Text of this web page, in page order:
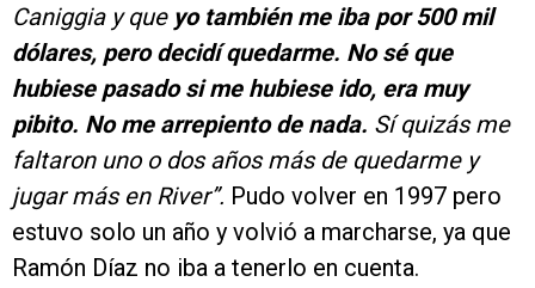
Caniggia y que yo también me iba por 500 mil
dólares, pero decidí quedarme. No sé que
hubiese pasado si me hubiese ido, era muy
pibito. No me arrepiento de nada. Sí quizás me
faltaron uno o dos años más de quedarme y
jugar más en River”. Pudo volver en 1997 pero
estuvo solo un año y volvió a marcharse, ya que
Ramón Díaz no iba a tenerlo en cuenta.